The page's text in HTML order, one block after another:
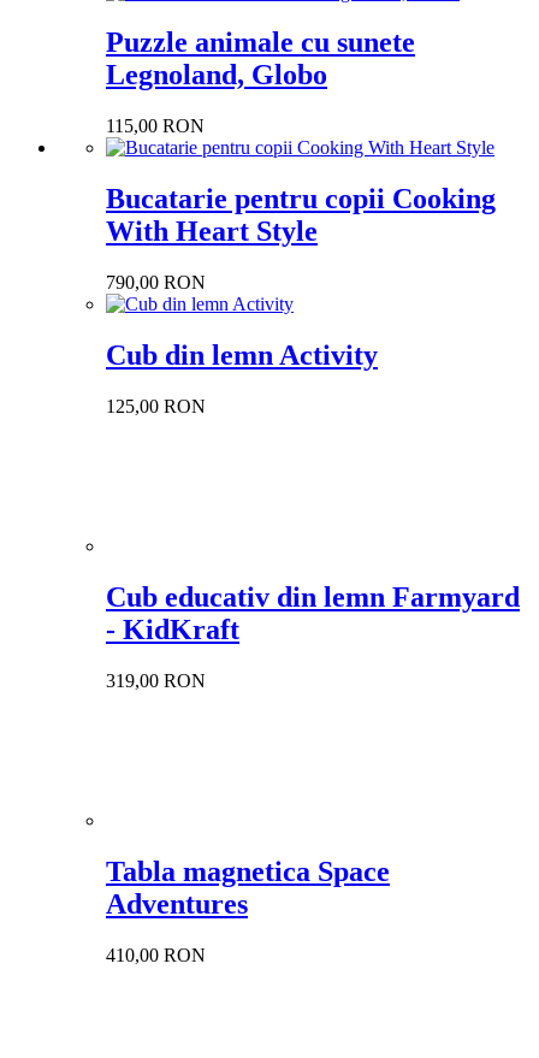
Puzzle animale cu sunete
Legnoland, Globo
115,00 RON
Bucatarie pentru copii Cooking
With Heart Style
790,00 RON
Cub din lemn Activity
125,00 RON
Cub educativ din lemn Farmyard
- KidKraft
319,00 RON
Tabla magnetica Space
Adventures
410,00 RON